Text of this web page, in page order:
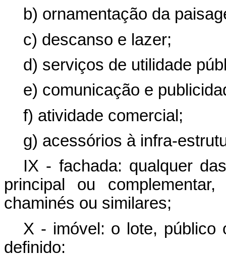
b) ornamentação da
c) descanso e lazer;
d) serviços de utilidade
e) comunicação e
f) atividade comercial;
g) acessórios à infra-
IX - fachada: qualquer
principal ou
chaminés ou similares;
X - imóvel: o lote, público
definido: